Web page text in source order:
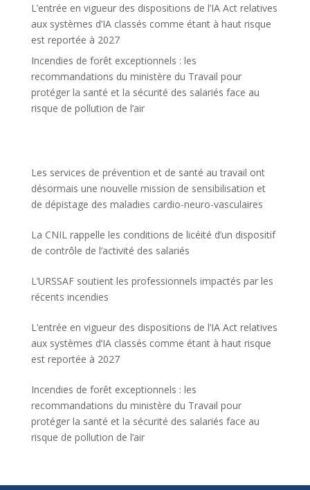
L’entrée en vigueur des dispositions de l’IA Act relatives
aux systèmes d’IA classés comme étant à haut risque
est reportée à 2027
Incendies de forêt exceptionnels : les
recommandations du ministère du Travail pour
protéger la santé et la sécurité des salariés face au
risque de pollution de l’air
Les services de prévention et de santé au travail ont
désormais une nouvelle mission de sensibilisation et
de dépistage des maladies cardio-neuro-vasculaires
La CNIL rappelle les conditions de licéité d’un dispositif
de contrôle de l’activité des salariés
L’URSSAF soutient les professionnels impactés par les
récents incendies
L’entrée en vigueur des dispositions de l’IA Act relatives
aux systèmes d’IA classés comme étant à haut risque
est reportée à 2027
Incendies de forêt exceptionnels : les
recommandations du ministère du Travail pour
protéger la santé et la sécurité des salariés face au
risque de pollution de l’air